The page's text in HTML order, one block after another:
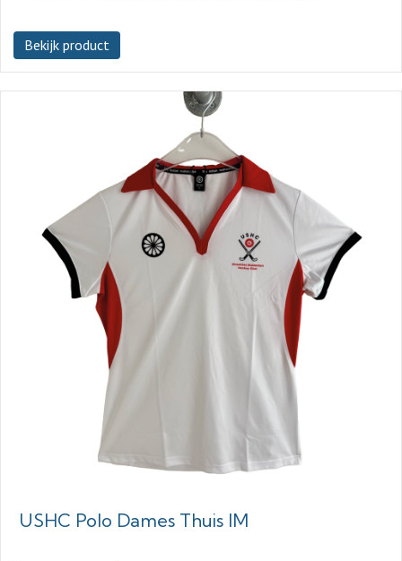
Bekijk product
USHC Polo Dames Thuis IM